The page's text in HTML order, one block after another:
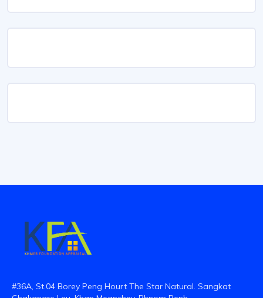
#36A, St.04 Borey Peng Hourt The Star Natural. Sangkat